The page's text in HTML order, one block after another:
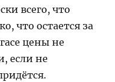
всего, что
что остается за
цены не
если не